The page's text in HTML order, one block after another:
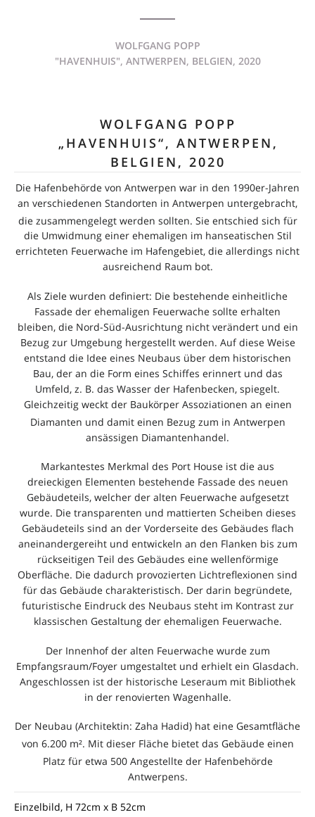
WOLFGANG POPP
"HAVENHUIS", ANTWERPEN, BELGIEN, 2020
WOLFGANG POPP
„HAVENHUIS“, ANTWERPEN,
BELGIEN, 2020
Die Hafenbehörde von Antwerpen war in den 1990er-Jahren
an verschiedenen Standorten in Antwerpen untergebracht,
die zusammengelegt werden sollten. Sie entschied sich für
die Umwidmung einer ehemaligen im hanseatischen Stil
errichteten Feuerwache im Hafengebiet, die allerdings nicht
ausreichend Raum bot.
Als Ziele wurden definiert: Die bestehende einheitliche
Fassade der ehemaligen Feuerwache sollte erhalten
bleiben, die Nord-Süd-Ausrichtung nicht verändert und ein
Bezug zur Umgebung hergestellt werden. Auf diese Weise
entstand die Idee eines Neubaus über dem historischen
Bau, der an die Form eines Schiffes erinnert und das
Umfeld, z. B. das Wasser der Hafenbecken, spiegelt.
Gleichzeitig weckt der Baukörper Assoziationen an einen
Diamanten und damit einen Bezug zum in Antwerpen
ansässigen Diamantenhandel.
Markantestes Merkmal des Port House ist die aus
dreieckigen Elementen bestehende Fassade des neuen
Gebäudeteils, welcher der alten Feuerwache aufgesetzt
wurde. Die transparenten und mattierten Scheiben dieses
Gebäudeteils sind an der Vorderseite des Gebäudes flach
aneinandergereiht und entwickeln an den Flanken bis zum
rückseitigen Teil des Gebäudes eine wellenförmige
Oberfläche. Die dadurch provozierten Lichtreflexionen sind
für das Gebäude charakteristisch. Der darin begründete,
futuristische Eindruck des Neubaus steht im Kontrast zur
klassischen Gestaltung der ehemaligen Feuerwache.
Der Innenhof der alten Feuerwache wurde zum
Empfangsraum/Foyer umgestaltet und erhielt ein Glasdach.
Angeschlossen ist der historische Leseraum mit Bibliothek
in der renovierten Wagenhalle.
Der Neubau (Architektin: Zaha Hadid) hat eine Gesamtfläche
von 6.200 m². Mit dieser Fläche bietet das Gebäude einen
Platz für etwa 500 Angestellte der Hafenbehörde
Antwerpens.
Einzelbild, H 72cm x B 52cm